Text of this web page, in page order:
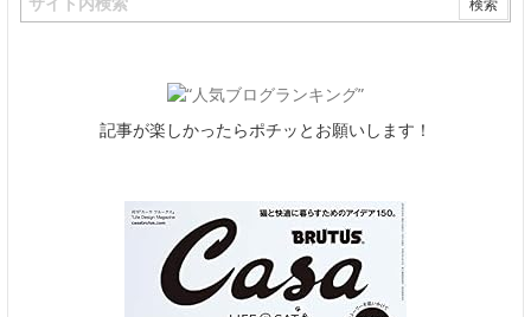
記事が楽しかったらポチッとお願いします！